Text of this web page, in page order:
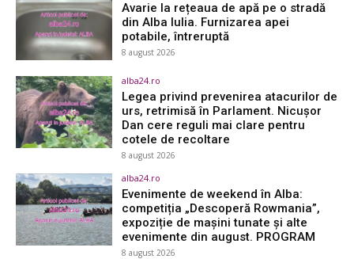
Avarie la rețeaua de apă pe o stradă
din Alba Iulia. Furnizarea apei
potabile, întreruptă
8 august 2026
alba24.ro
Legea privind prevenirea atacurilor de
urs, retrimisă în Parlament. Nicușor
Dan cere reguli mai clare pentru
cotele de recoltare
8 august 2026
alba24.ro
Evenimente de weekend în Alba:
competiția „Descoperă Rowmania”,
expoziție de mașini tunate și alte
evenimente din august. PROGRAM
8 august 2026